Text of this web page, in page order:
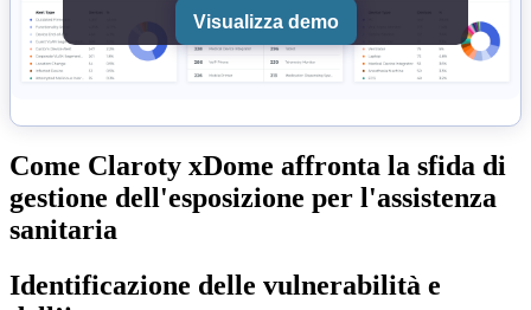
Visualizza demo
Come Claroty xDome affronta la sfida di
gestione dell'esposizione per l'assistenza
sanitaria
Identificazione delle vulnerabilità e